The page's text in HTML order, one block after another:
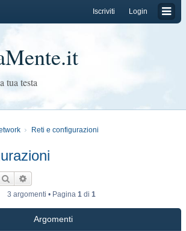
Login
Iscriviti
tua testa
Reti e configurazioni
Cerca
3 argomenti • Pagina 1di 1
Argomenti